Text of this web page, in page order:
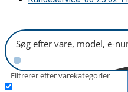
Filtrerer efter varekategorier